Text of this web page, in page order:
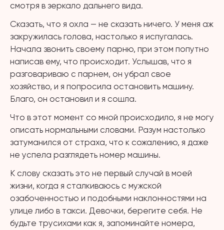
смотря в зеркало дальнего вида.
Сказать, что я охла — не сказать ничего. У меня аж
закружилась голова, настолько я испугалась.
Начала звонить своему парню, при этом попутно
написав ему, что происходит. Услышав, что я
разговариваю с парнем, он убрал свое
хозяйство, и я попросила остановить машину.
Благо, он остановил и я сошла.
Что в этот момент со мной происходило, я не могу
описать нормальными словами. Разум настолько
затуманился от страха, что к сожалению, я даже
не успела разглядеть номер машины.
К слову сказать это не первый случай в моей
жизни, когда я сталкиваюсь с мужской
озабоченностью и подобными наклонностями на
улице либо в такси. Девочки, берегите себя. Не
будьте трусихами как я, запоминайте номера,